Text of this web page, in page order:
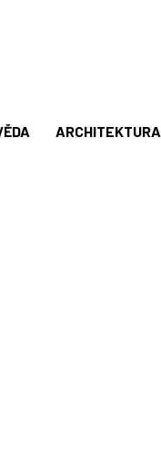
ARCHITEKTURA